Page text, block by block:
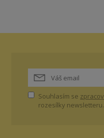
Souhlasím se
rozesílky newsletteru.